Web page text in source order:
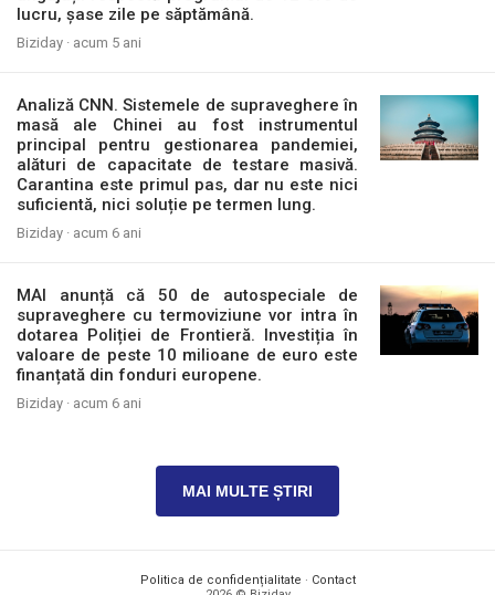
lucru, șase zile pe săptămână.
Biziday · acum 5 ani
Analiză CNN. Sistemele de supraveghere în
masă ale Chinei au fost instrumentul
principal pentru gestionarea pandemiei,
alături de capacitate de testare masivă.
Carantina este primul pas, dar nu este nici
suficientă, nici soluție pe termen lung.
Biziday · acum 6 ani
MAI anunță că 50 de autospeciale de
supraveghere cu termoviziune vor intra în
dotarea Poliției de Frontieră. Investiția în
valoare de peste 10 milioane de euro este
finanțată din fonduri europene.
Biziday · acum 6 ani
MAI MULTE ȘTIRI
Politica de confidențialitate · Contact